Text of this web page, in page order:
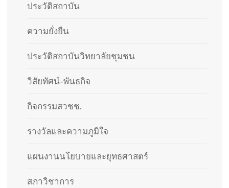
ประวัติสถาบัน​
ความยั่งยืน
ประวัติสถาบันวิทยาลัยชุมชน
วิสัยทัศน์-พันธกิจ
กิจกรรมสวชช.
รางวัลและความภูมิใจ
แผนงานนโยบายและยุทธศาสตร์
สภาวิชาการ